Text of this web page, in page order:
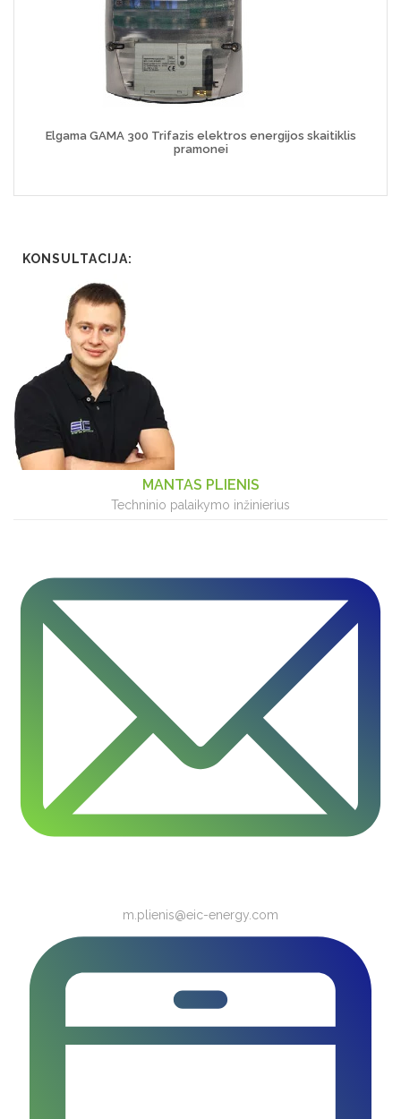
Elgama GAMA 300 Trifazis elektros energijos skaitiklis
pramonei
KONSULTACIJA:
MANTAS PLIENIS
Techninio palaikymo inžinierius
m.plienis@eic-energy.com